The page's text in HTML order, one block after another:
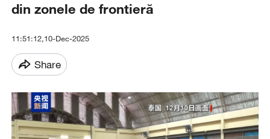
din zonele de frontieră
11:51:12,10-Dec-2025
Share